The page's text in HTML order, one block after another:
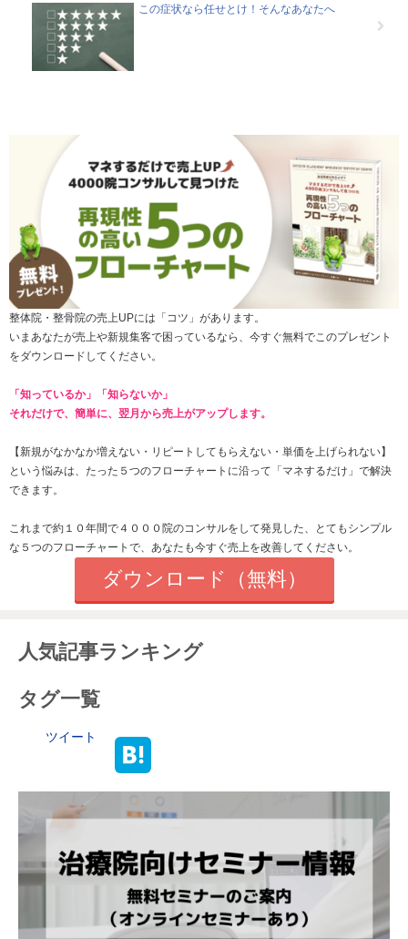
この症状なら任せとけ！そんなあなたへ
整体院・整骨院の売上UPには「コツ」があります。
いまあなたが売上や新規集客で困っているなら、今すぐ無料でこのプレゼント
をダウンロードしてください。
「知っているか」「知らないか」
それだけで、簡単に、翌月から売上がアップします。
【新規がなかなか増えない・ リピートしてもらえない ・単価を上げられない】
という悩みは、たった ５つのフローチャートに沿って「マネするだけ」で解決
できます。
これまで約１０年間で４０００院のコンサルをして発見した、とてもシンプル
な５つのフローチャートで、あなたも今すぐ売上を改善してください。
ダウンロード（無料）
人気記事ランキング
タグ一覧
ツイート